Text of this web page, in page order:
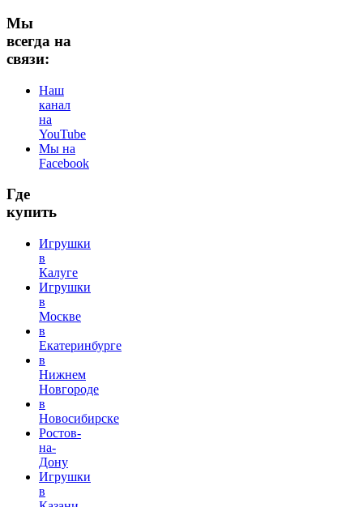
Мы
всегда на
связи:
Наш
канал
на
YouTube
Мы на
Facebook
Где
купить
Игрушки
в
Калуге
Игрушки
в
Москве
в
Екатеринбурге
в
Нижнем
Новгороде
в
Новосибирске
Ростов-
на-
Дону
Игрушки
в